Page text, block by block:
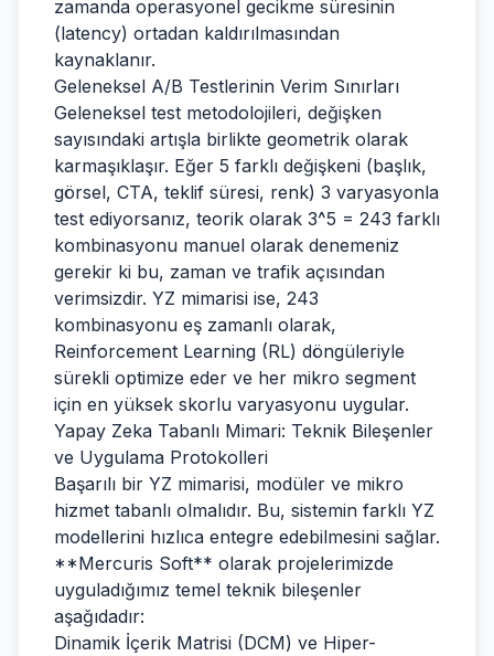
zamanda operasyonel gecikme süresinin
(latency) ortadan kaldırılmasından
kaynaklanır.
Geleneksel A/B Testlerinin Verim Sınırları
Geleneksel test metodolojileri, değişken
sayısındaki artışla birlikte geometrik olarak
karmaşıklaşır. Eğer 5 farklı değişkeni (başlık,
görsel, CTA, teklif süresi, renk) 3 varyasyonla
test ediyorsanız, teorik olarak 3^5 = 243 farklı
kombinasyonu manuel olarak denemeniz
gerekir ki bu, zaman ve trafik açısından
verimsizdir. YZ mimarisi ise, 243
kombinasyonu eş zamanlı olarak,
Reinforcement Learning (RL) döngüleriyle
sürekli optimize eder ve her mikro segment
için en yüksek skorlu varyasyonu uygular.
Yapay Zeka Tabanlı Mimari: Teknik Bileşenler
ve Uygulama Protokolleri
Başarılı bir YZ mimarisi, modüler ve mikro
hizmet tabanlı olmalıdır. Bu, sistemin farklı YZ
modellerini hızlıca entegre edebilmesini sağlar.
**Mercuris Soft** olarak projelerimizde
uyguladığımız temel teknik bileşenler
aşağıdadır:
Dinamik İçerik Matrisi (DCM) ve Hiper-